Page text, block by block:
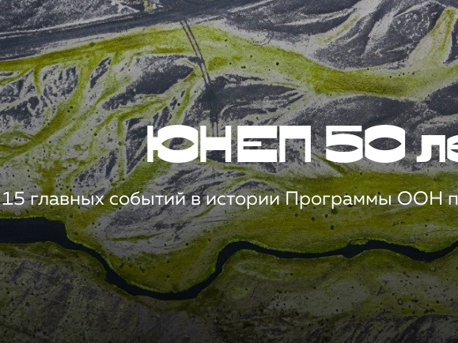
ЮНЕП 50
15 главных событий в истории Программы ООН